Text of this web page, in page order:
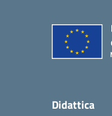
Didattica